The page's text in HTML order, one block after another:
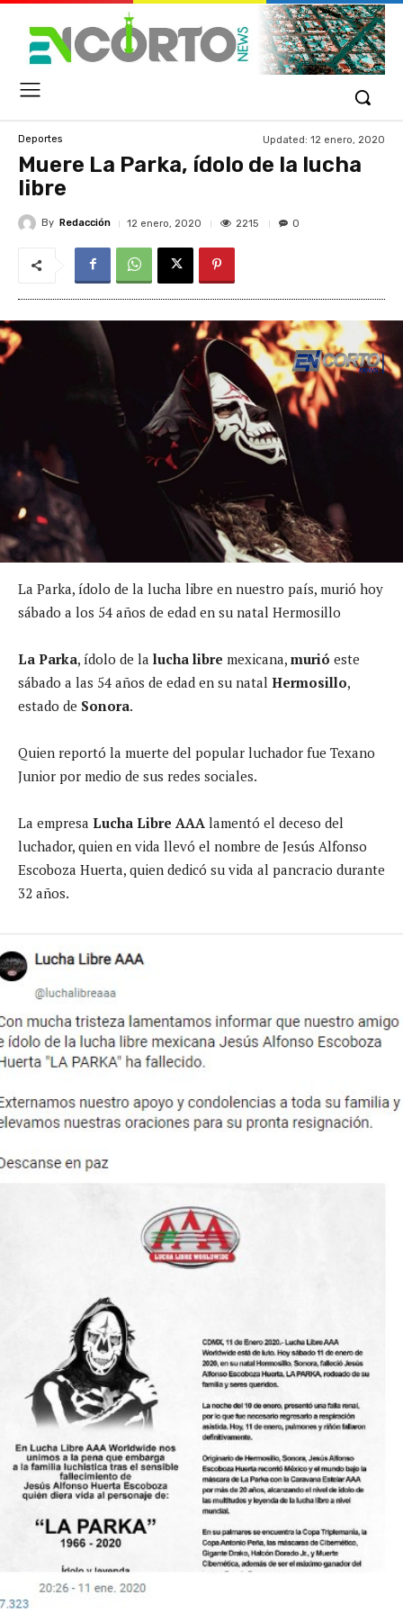
Deportes Updated: 12 enero, 2020
Muere La Parka, ídolo de la lucha
libre
By Redacción 12 enero, 2020 2215 0
La Parka, ídolo de la lucha libre en nuestro país, murió hoy
sábado a los 54 años de edad en su natal Hermosillo
La Parka, ídolo de la lucha libre mexicana, murió este
sábado a las 54 años de edad en su natal Hermosillo,
estado de Sonora.
Quien reportó la muerte del popular luchador fue Texano
Junior por medio de sus redes sociales.
La empresa Lucha Libre AAA lamentó el deceso del
luchador, quien en vida llevó el nombre de Jesús Alfonso
Escoboza Huerta, quien dedicó su vida al pancracio durante
32 años.